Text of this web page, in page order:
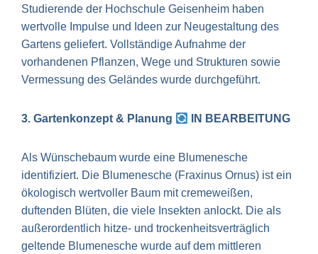
Studierende der Hochschule Geisenheim haben
wertvolle Impulse und Ideen zur Neugestaltung des
Gartens geliefert. Vollständige Aufnahme der
vorhandenen Pflanzen, Wege und Strukturen sowie
Vermessung des Geländes wurde durchgeführt.
3. Gartenkonzept & Planung IN BEARBEITUNG
Als Wünschebaum wurde eine Blumenesche
identifiziert. Die Blumenesche (Fraxinus Ornus) ist ein
ökologisch wertvoller Baum mit cremeweißen,
duftenden Blüten, die viele Insekten anlockt. Die als
außerordentlich hitze- und trockenheitsverträglich
geltende Blumenesche wurde auf dem mittleren